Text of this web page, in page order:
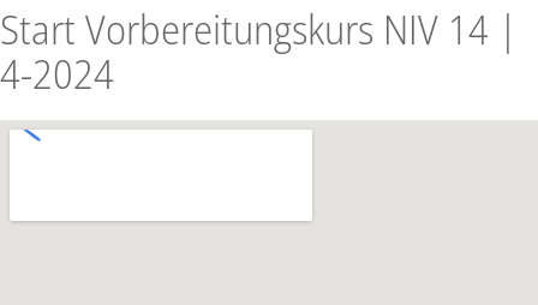
Start Vorbereitungskurs NIV 14 |
4-2024